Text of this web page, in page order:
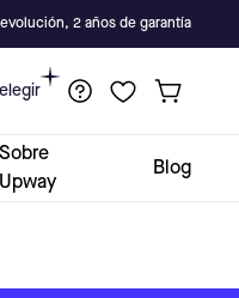
2 años de garantía
Sobre
Upway
Blog